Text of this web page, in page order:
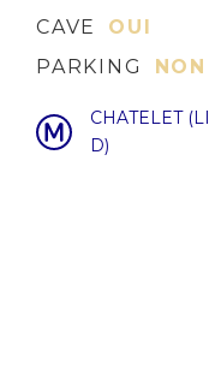
CAVE
OUI
PARKING
NON
CHATELET
D)